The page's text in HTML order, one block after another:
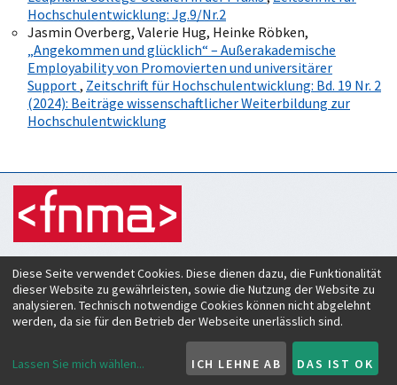
Hochschulentwicklung: Jg.9/Nr.2
Jasmin Overberg, Valerie Hug, Heinke Röbken,
„Angekommen und glücklich“ – Außerakademische
Employability von Promovierten und universitärer
Support , Zeitschrift für Hochschulentwicklung: Bd. 19 Nr. 2
(2024): Beiträge wissenschaftlicher Weiterbildung zur
Hochschulentwicklung
Zeitschrift für Hochschulentwicklung
c/o Verein Forum neue Medien in der Lehre Austria
Rheinstraße 27
A-6890 Lustenau
ISSN:2219-6994
Diese Seite verwendet Cookies. Diese dienen dazu, die Funktionalität
dieser Website zu gewährleisten, sowie die Nutzung der Website zu
analysieren. Technisch notwendige Cookies können nicht abgelehnt
werden, da sie für den Betrieb der Webseite unerlässlich sind.
Lassen Sie mich wählen... ICH LEHNE AB DAS IST OK